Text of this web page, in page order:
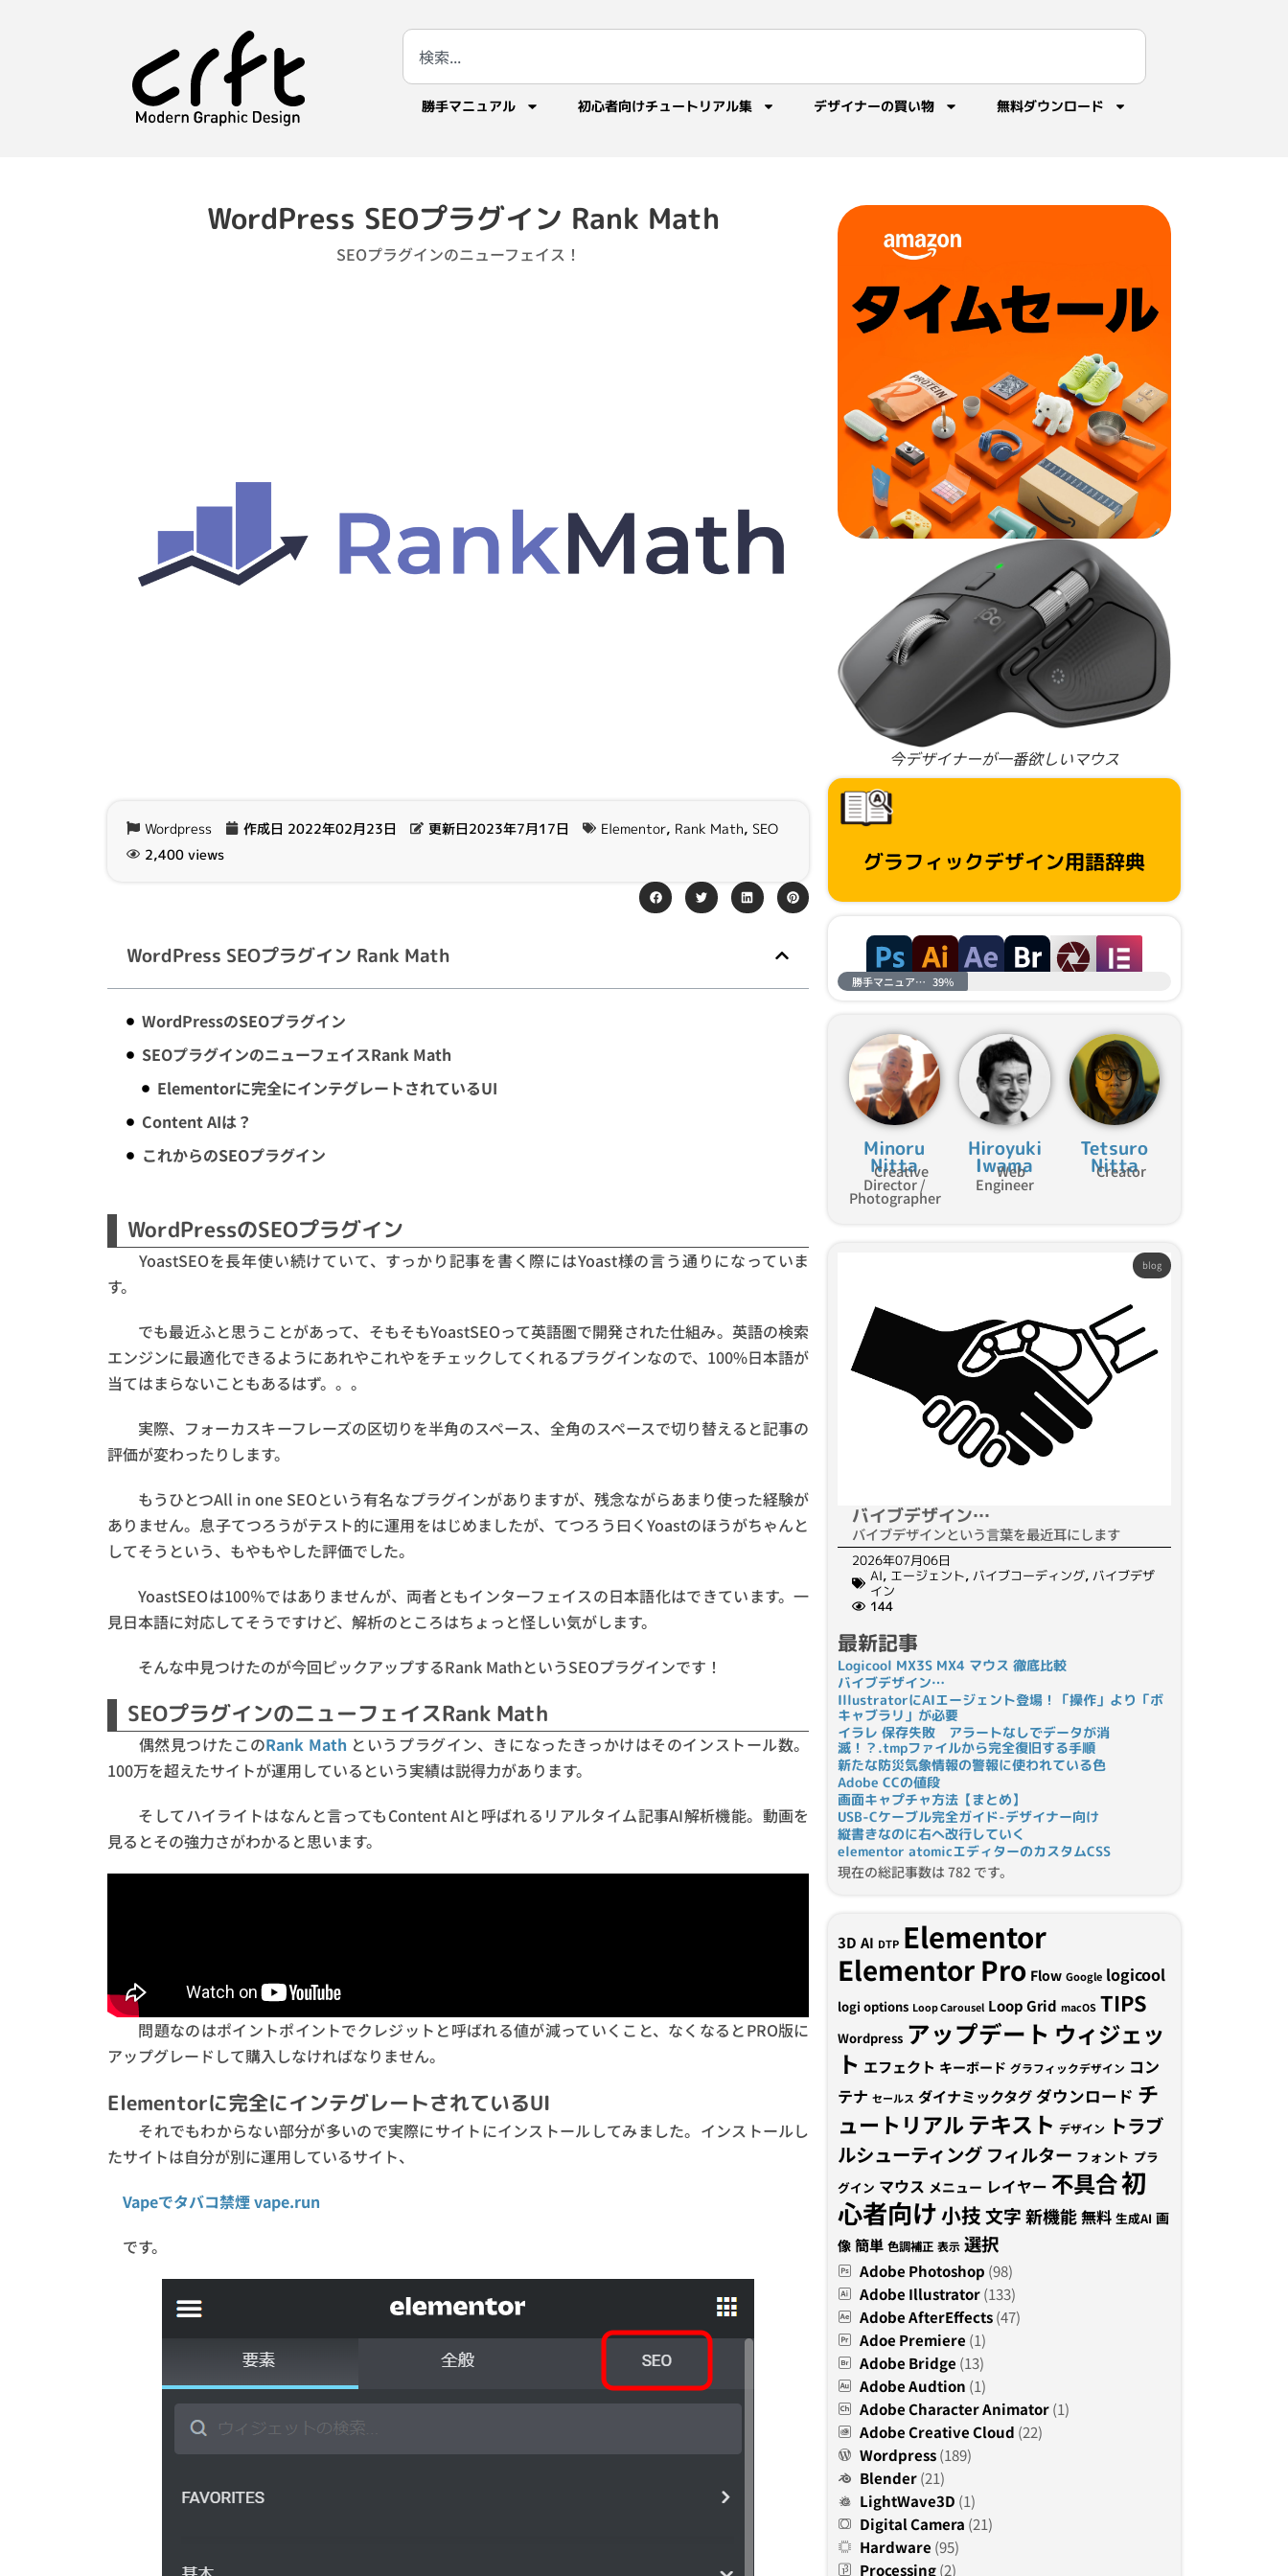
勝手マニュアル 初心者向けチュートリアル集 デザイナーの買い物 無料ダウンロード
WordPress SEOプラグイン Rank Math
SEOプラグインのニューフェイス！
Wordpress 作成日 2022年02月23日 更新日2023年7月17日 Elementor, Rank Math, SEO
2,400 views
WordPress SEOプラグイン Rank Math
WordPressのSEOプラグイン
SEOプラグインのニューフェイスRank Math
Elementorに完全にインテグレートされているUI
Content AIは？
これからのSEOプラグイン
WordPressのSEOプラグイン
YoastSEOを長年使い続けていて、すっかり記事を書く際にはYoast様の言う通りになっていま
す。
でも最近ふと思うことがあって、そもそもYoastSEOって英語圏で開発された仕組み。英語の検索
エンジンに最適化できるようにあれやこれやをチェックしてくれるプラグインなので、100%日本語が
当てはまらないこともあるはず。。。
実際、フォーカスキーフレーズの区切りを半角のスペース、全角のスペースで切り替えると記事の
評価が変わったりします。
もうひとつAll in one SEOという有名なプラグインがありますが、残念ながらあまり使った経験が
ありません。息子てつろうがテスト的に運用をはじめましたが、てつろう曰くYoastのほうがちゃんと
してそうという、もやもやした評価でした。
YoastSEOは100％ではありませんが、両者ともインターフェイスの日本語化はできています。一
見日本語に対応してそうですけど、解析のところはちょっと怪しい気がします。
そんな中見つけたのが今回ピックアップするRank MathというSEOプラグインです！
SEOプラグインのニューフェイスRank Math
偶然見つけたこのRank Math というプラグイン、きになったきっかけはそのインストール数。
100万を超えたサイトが運用しているという実績は説得力があります。
そしてハイライトはなんと言ってもContent AIと呼ばれるリアルタイム記事AI解析機能。動画を
見るとその強力さがわかると思います。
問題なのはポイントポイントでクレジットと呼ばれる値が減っていくこと、なくなるとPRO版に
アップグレードして購入しなければなりません。
Elementorに完全にインテグレートされているUI
それでもわからない部分が多いので実際にサイトにインストールしてみました。インストールし
たサイトは自分が別に運用しているサイト、
Vapeでタバコ禁煙 vape.run
です。
今デザイナーが一番欲しいマウス
グラフィックデザイン用語辞典
勝手マニュアル進捗 39%
Minoru
Nitta
Creative
Director /
Photographer
Hiroyuki
Iwama
Web
Engineer
Tetsuro
Nitta
Creator
blog
バイブデザイン…
バイブデザインという言葉を最近耳にします
2026年07月06日
AI, エージェント,バイブコーディング,バイブデザ
イン
144
最新記事
Logicool MX3S MX4 マウス 徹底比較
バイブデザイン…
IllustratorにAIエージェント登場！「操作」より「ボ
キャブラリ」が必要
イラレ 保存失敗 アラートなしでデータが消
滅！？.tmpファイルから完全復旧する手順
新たな防災気象情報の警報に使われている色
Adobe CCの値段
画面キャプチャ方法【まとめ】
USB-Cケーブル完全ガイド-デザイナー向け
縦書きなのに右へ改行していく
elementor atomicエディターのカスタムCSS
現在の総記事数は 782 です。
3D AI DTP Elementor
Elementor Pro Flow Google logicool
logi options Loop Carousel Loop Grid macOS TIPS
Wordpress アップデート ウィジェッ
ト エフェクト キーボード グラフィックデザイン コン
テナ セールス ダイナミックタグダウンロード チ
ュートリアルテキスト デザイン トラブ
ルシューティング フィルター フォント プラ
グイン マウス メニュー レイヤー 不具合初
心者向け小技文字 新機能無料 生成AI 画
像 簡単 色調補正 表示 選択
Adobe Photoshop (98)
Adobe Illustrator(133)
Adobe AfterEffects(47)
Adoe Premiere (1)
Adobe Bridge (13)
Adobe Audtion (1)
Adobe Character Animator(1)
Adobe Creative Cloud (22)
Wordpress(189)
Blender(21)
LightWave3D (1)
Digital Camera (21)
Hardware (95)
Processing(2)